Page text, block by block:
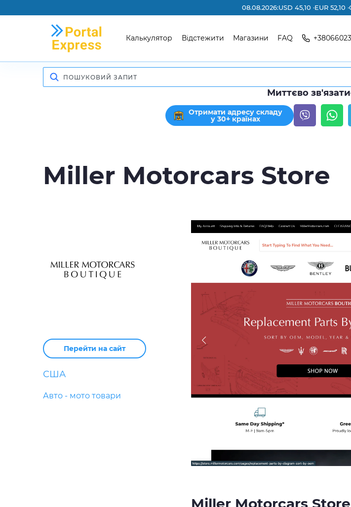
08.08.2026:USD 45,10 ·EUR 52,10 ·
Калькулятор Відстежити Магазини FAQ
Миттєво
Отримати адресу складу
у 30+ країнах
Miller Motorcars Store
Перейти на сайт
США
Авто - мото товари
Miller Motorcars